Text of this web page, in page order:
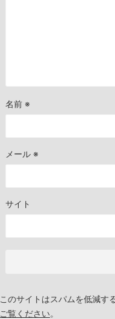
名前 ※
メール ※
サイト
このサイトはスパムを低減す
ご覧ください。